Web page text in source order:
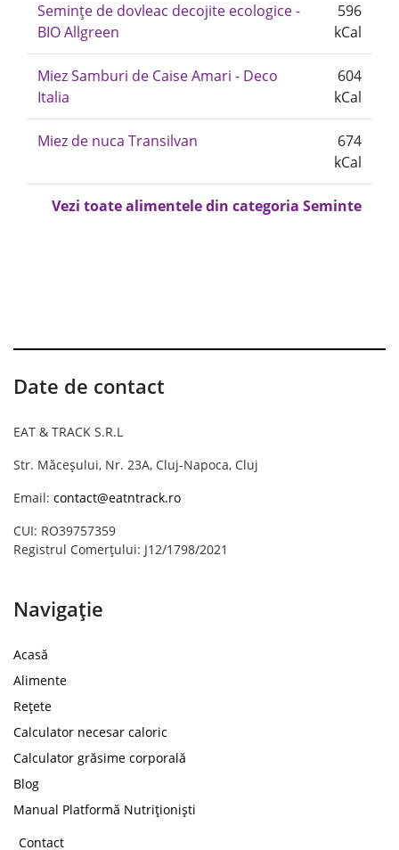
Semințe de dovleac decojite ecologice -
BIO Allgreen
596
kCal
Miez Samburi de Caise Amari - Deco
Italia
604
kCal
Miez de nuca Transilvan
674
kCal
Vezi toate alimentele din categoria Seminte
Date de contact
EAT & TRACK S.R.L
Str. Măceșului, Nr. 23A, Cluj-Napoca, Cluj
Email: contact@eatntrack.ro
CUI: RO39757359
Registrul Comerțului: J12/1798/2021
Navigație
Acasă
Alimente
Rețete
Calculator necesar caloric
Calculator grăsime corporală
Blog
Manual Platformă Nutriționiști
Contact